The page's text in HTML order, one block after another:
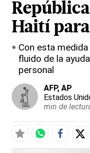
Haití
Con esta
fluido de la
personal
AFP, AP
Estados
min de